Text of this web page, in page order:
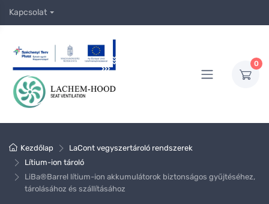
Kapcsolat
0
Kezdőlap
LaCont vegyszertároló rendszerek
Lítium-ion tároló
LiBa®Barrel lítium-ion akkumulátorok biztonságos gyűjtéséhez,
tárolásához és szállításához